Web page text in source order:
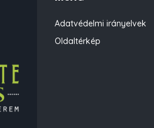
Adatvédelmi irányelvek
Oldaltérkép